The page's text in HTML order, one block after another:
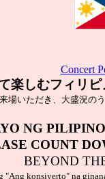
Concert
楽しむフィリ
場いただき、大盛況の
NG
COUNT
BEYOND
"Ang konsiyerto" na